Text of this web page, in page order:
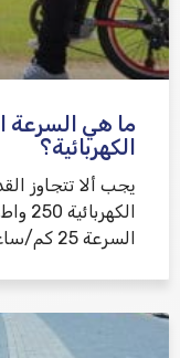
ما هي السرعة
الكهربائية؟
يجب ألا تتجاوز
السرعة 25 كم/ساعة. “دراجة بمحرك